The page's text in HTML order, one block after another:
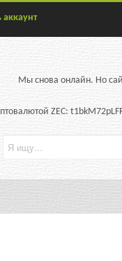
аккаунт
Мы снова онлайн. Но
ZEC: